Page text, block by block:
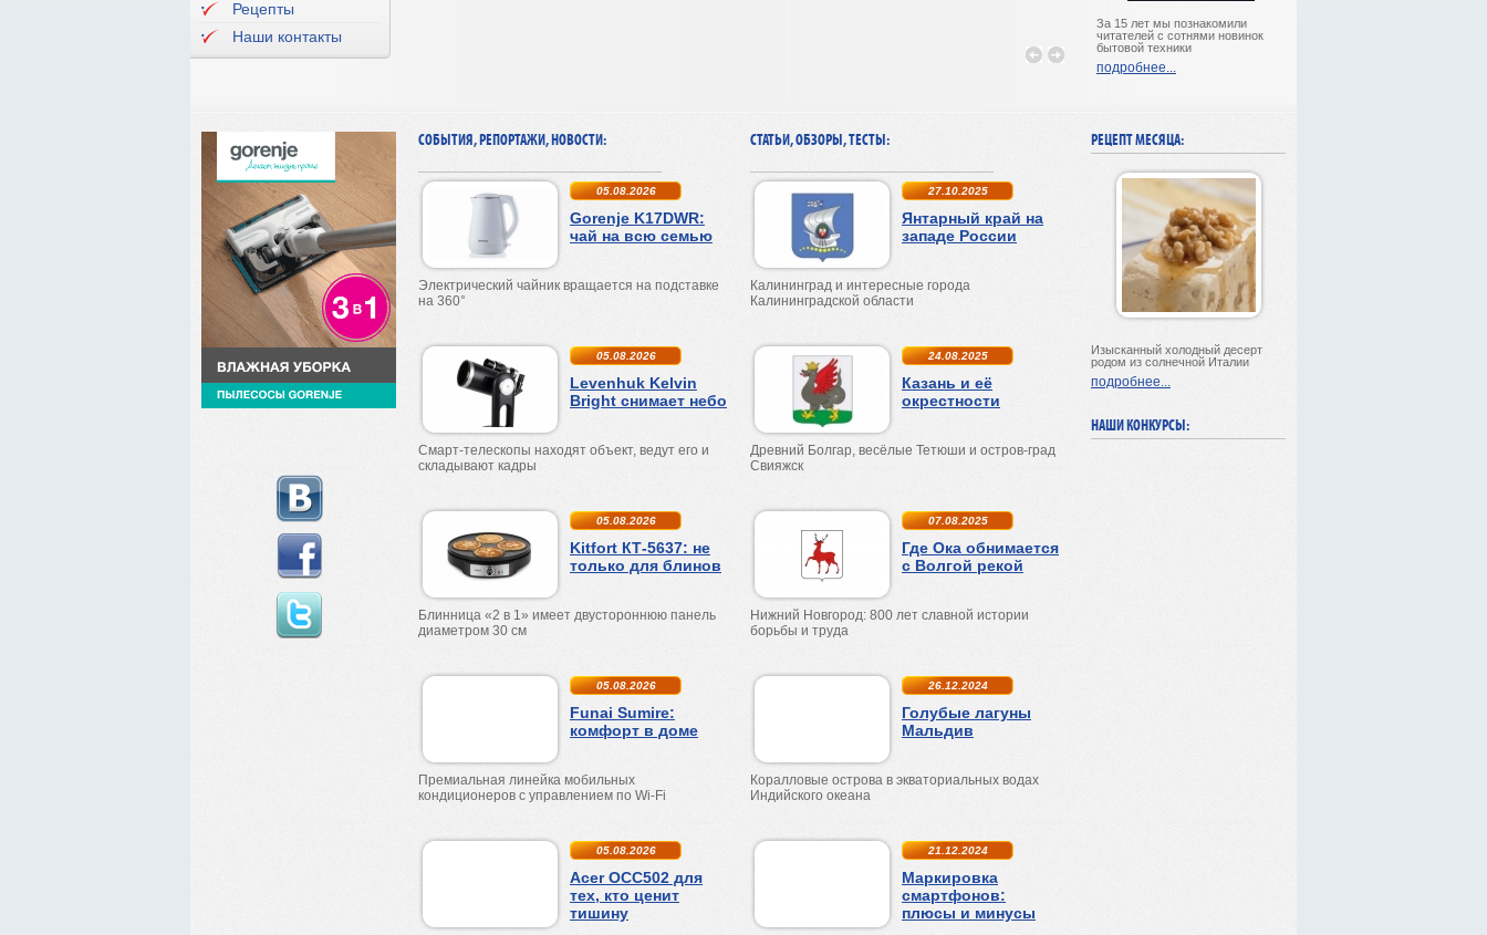
Рецепты
Наши контакты
За 15 лет мы познакомили
читателей с сотнями новинок
бытовой техники
подробнее...
РЕЦЕПТ МЕСЯЦА:
Изысканный холодный десерт
родом из солнечной Италии
подробнее...
НАШИ КОНКУРСЫ:
СОБЫТИЯ, РЕПОРТАЖИ, НОВОСТИ:
05.08.2026
Gorenje K17DWR:
чай на всю семью
Электрический чайник вращается на подставке
на 360°
05.08.2026
Levenhuk Kelvin
Bright снимает небо
Смарт-телескопы находят объект, ведут его и
складывают кадры
05.08.2026
Kitfort КТ-5637: не
только для блинов
Блинница «2 в 1» имеет двустороннюю панель
диаметром 30 см
05.08.2026
Funai Sumire:
комфорт в доме
Премиальная линейка мобильных
кондиционеров с управлением по Wi-Fi
05.08.2026
Acer OCC502 для
тех, кто ценит
тишину
СТАТЬИ, ОБЗОРЫ, ТЕСТЫ:
27.10.2025
Янтарный край на
западе России
Калининград и интересные города
Калининградской области
24.08.2025
Казань и её
окрестности
Древний Болгар, весёлые Тетюши и остров-град
Свияжск
07.08.2025
Где Ока обнимается
с Волгой рекой
Нижний Новгород: 800 лет славной истории
борьбы и труда
26.12.2024
Голубые лагуны
Мальдив
Коралловые острова в экваториальных водах
Индийского океана
21.12.2024
Маркировка
смартфонов:
плюсы и минусы